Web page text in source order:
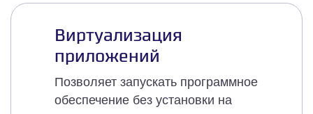
Виртуализация
приложений
Позволяет запускать программное
обеспечение без установки на